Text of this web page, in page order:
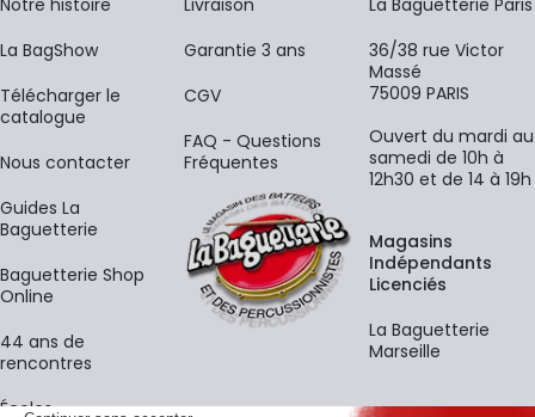
Notre histoire
La BagShow
​Télécharger le
catalogue
Nous contacter
Guides La
Baguetterie
Baguetterie Shop
Online
44 ans de
rencontres
Écoles
Livraison
Garantie 3 ans
CGV
FAQ - Questions
Fréquentes
La Baguetterie Paris
36/38 rue Victor
Massé
75009 PARIS
Ouvert du mardi au
samedi de 10h à
12h30 et de 14 à 19h
Magasins
Indépendants
Licenciés
La Baguetterie
Marseille